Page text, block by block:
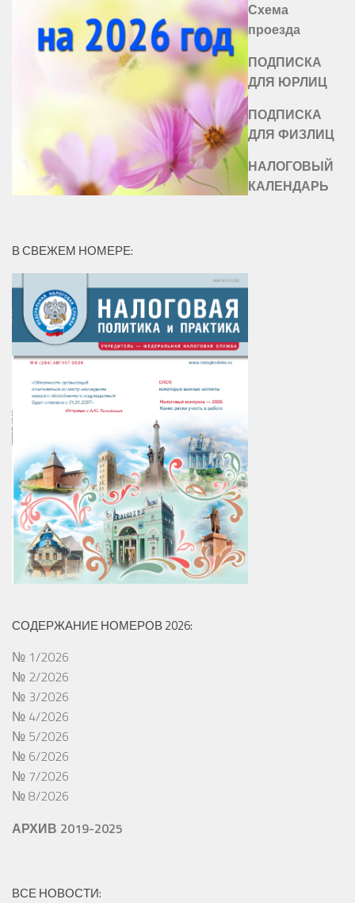
Схема
проезда
ПОДПИСКА
ДЛЯ ЮРЛИЦ
ПОДПИСКА
ДЛЯ ФИЗЛИЦ
НАЛОГОВЫЙ
КАЛЕНДАРЬ
В СВЕЖЕМ НОМЕРЕ:
СОДЕРЖАНИЕ НОМЕРОВ 2026:
№ 1/2026
№ 2/2026
№ 3/2026
№ 4/2026
№ 5/2026
№ 6/2026
№ 7/2026
№ 8/2026
АРХИВ 2019-2025
ВСЕ НОВОСТИ: